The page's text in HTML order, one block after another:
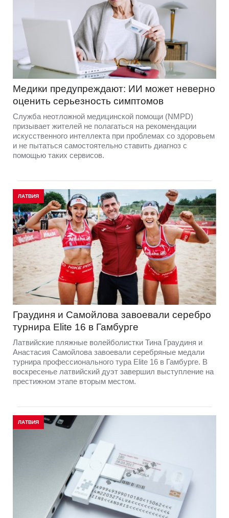
Медики предупреждают: ИИ может неверно
оценить серьезность симптомов
Служба неотложной медицинской помощи (NMPD)
призывает жителей не полагаться на рекомендации
искусственного интеллекта при проблемах со здоровьем
и не пытаться самостоятельно ставить диагноз с
помощью таких сервисов.
ЛАТВИЯ
Граудиня и Самойлова завоевали серебро
турнира Elite 16 в Гамбурге
Латвийские пляжные волейболистки Тина Граудиня и
Анастасия Самойлова завоевали серебряные медали
турнира профессионального тура Elite 16 в Гамбурге. В
воскресенье латвийский дуэт завершил выступление на
престижном этапе вторым местом.
ЛАТВИЯ